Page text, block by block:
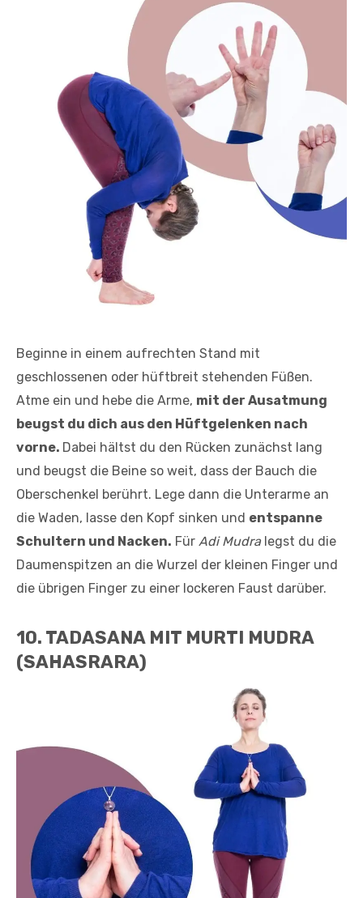
Beginne in einem aufrechten Stand mit
geschlossenen oder hüftbreit stehenden Füßen.
Atme ein und hebe die Arme, mit der Ausatmung
beugst du dich aus den Hüftgelenken nach
vorne. Dabei hältst du den Rücken zunächst lang
und beugst die Beine so weit, dass der Bauch die
Oberschenkel berührt. Lege dann die Unterarme an
die Waden, lasse den Kopf sinken und entspanne
Schultern und Nacken. Für Adi Mudralegst du die
Daumenspitzen an die Wurzel der kleinen Finger und
die übrigen Finger zu einer lockeren Faust darüber.
10. TADASANA MIT MURTI MUDRA
(SAHASRARA)